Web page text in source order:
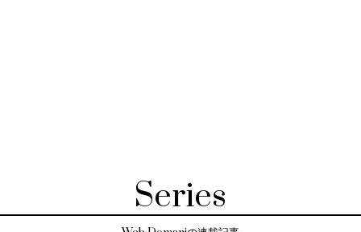
Series